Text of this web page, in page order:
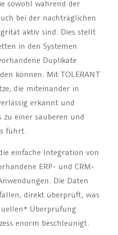
sowohl während der
bei der nachträglichen
aktiv sind. Dies stellt
in den Systemen
Duplikate
können. Mit TOLERANT
die miteinander in
erkannt und
einer sauberen und
führt.
einfache Integration von
ERP- und CRM-
Die Daten
direkt überprüft, was
Überprüfung
enorm beschleunigt.